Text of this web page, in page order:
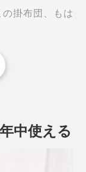
掛布団、もは
中使える